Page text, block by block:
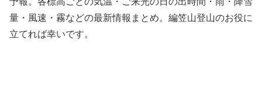
量・風速・霧などの最新情報まとめ。編笠山登山のお役に
立てれば幸いです。